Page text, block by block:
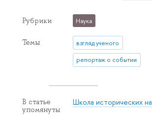
Рубрики Наука
Темы взгляд ученого
репортаж о событии
В статье
упомянуты
Школа исторических